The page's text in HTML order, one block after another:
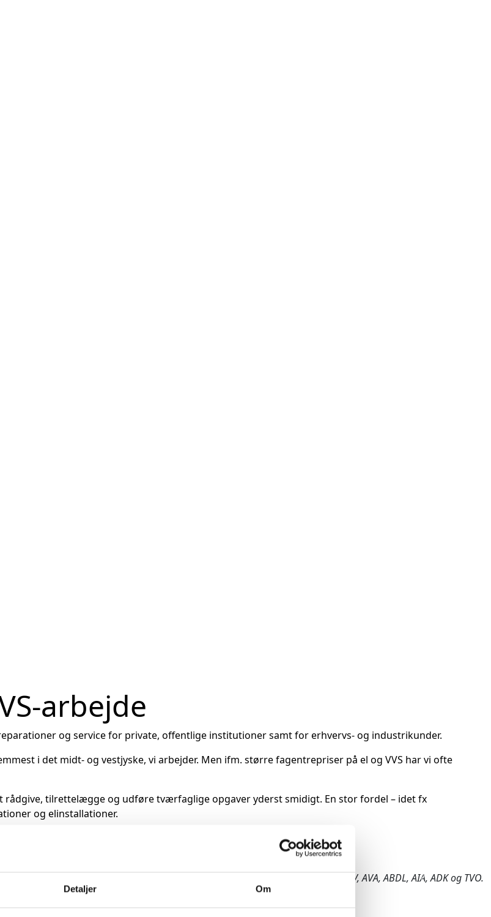
Detaljer Om
arbejde
og service for private, offentlige institutioner samt for erhvervs- og industrikunder.
i det midt- og vestjyske, vi arbejder. Men ifm. større fagentrepriser på el og VVS har vi ofte
rådgive, tilrettelægge og udføre tværfaglige opgaver yderst smidigt. En stor fordel – idet fx
og elinstallationer.
Vi er ISO-certificeret til installering, service og reparation af anlæggende: ABA, ABV, AVA, ABDL, AIA, ADK og TVO.